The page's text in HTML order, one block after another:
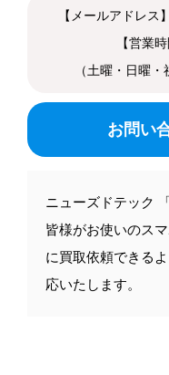
【メールアドレ
【営業
（土曜・日曜・
お問い
ニューズドテック
皆様がお使いのス
に買取依頼できる
応いたします。